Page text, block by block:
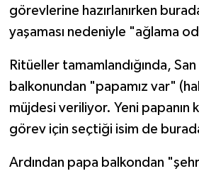
görevlerine hazırlanırken
yaşaması nedeniyle "ağlama
Ritüeller tamamlandığında,
balkonundan "papamız var"
müjdesi veriliyor. Yeni papanın
görev için seçtiği isim de
Ardından papa balkondan